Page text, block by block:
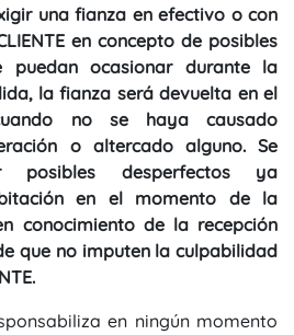
una fianza en efectivo o con
en concepto de posibles
puedan ocasionar durante la
la fianza será devuelta en el
no se haya causado
o altercado alguno. Se
posibles desperfectos ya
en el momento de la
conocimiento de la recepción
que no imputen la culpabilidad
en ningún momento